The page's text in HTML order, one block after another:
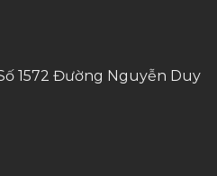
1572 Đường Nguyễn Duy